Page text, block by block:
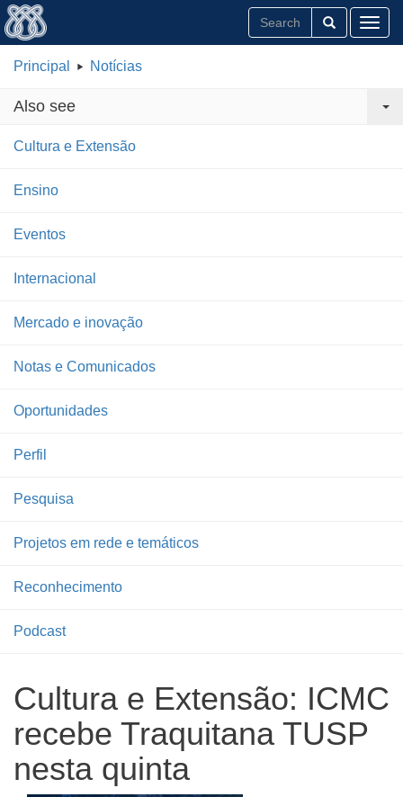
Principal Notícias
Also see
Cultura e Extensão
Ensino
Eventos
Internacional
Mercado e inovação
Notas e Comunicados
Oportunidades
Perfil
Pesquisa
Projetos em rede e temáticos
Reconhecimento
Podcast
Cultura e Extensão: ICMC
recebe Traquitana TUSP
nesta quinta